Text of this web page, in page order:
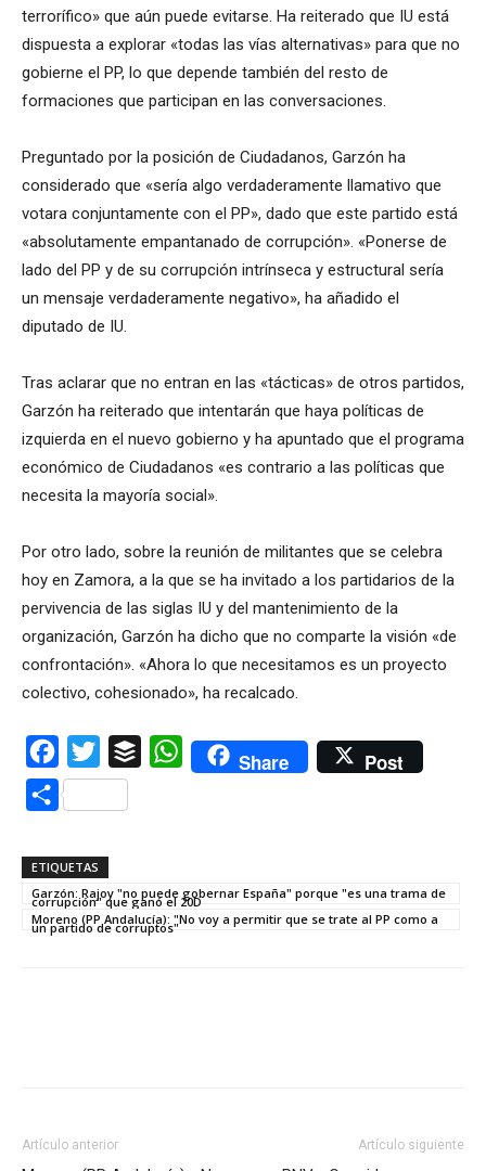
terrorífico» que aún puede evitarse. Ha reiterado que IU está
dispuesta a explorar «todas las vías alternativas» para que no
gobierne el PP, lo que depende también del resto de
formaciones que participan en las conversaciones.
Preguntado por la posición de Ciudadanos, Garzón ha
considerado que «sería algo verdaderamente llamativo que
votara conjuntamente con el PP», dado que este partido está
«absolutamente empantanado de corrupción». «Ponerse de
lado del PP y de su corrupción intrínseca y estructural sería
un mensaje verdaderamente negativo», ha añadido el
diputado de IU.
Tras aclarar que no entran en las «tácticas» de otros partidos,
Garzón ha reiterado que intentarán que haya políticas de
izquierda en el nuevo gobierno y ha apuntado que el programa
económico de Ciudadanos «es contrario a las políticas que
necesita la mayoría social».
Por otro lado, sobre la reunión de militantes que se celebra
hoy en Zamora, a la que se ha invitado a los partidarios de la
pervivencia de las siglas IU y del mantenimiento de la
organización, Garzón ha dicho que no comparte la visión «de
confrontación». «Ahora lo que necesitamos es un proyecto
colectivo, cohesionado», ha recalcado.
Facebook
Twitter Buffer WhatsAppShare Post
Compartir
ETIQUETAS
Garzón: Rajoy "no puede gobernar España" porque "es una trama de
corrupción" que ganó el 20D
Moreno (PP Andalucía): "No voy a permitir que se trate al PP como a
un partido de corruptos"
Artículo anterior Artículo siguiente